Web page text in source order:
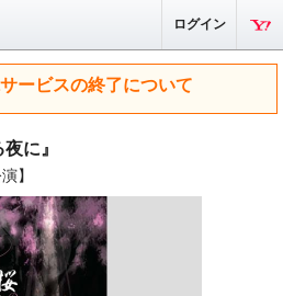
ログイン
ービスの終了について
に』
】